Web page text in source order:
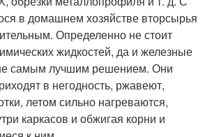
в домашнем хозяйстве вторсырья
Определенно не стоит
жидкостей, да и железные
самым лучшим решением. Они
в негодность, ржавеют,
летом сильно нагреваются,
каркасов и обжигая корни и